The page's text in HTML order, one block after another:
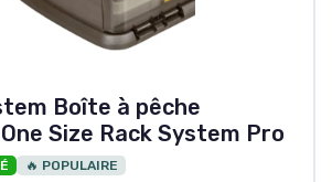
Boîte à pêche
Size Rack System Pro
🔥 POPULAIRE